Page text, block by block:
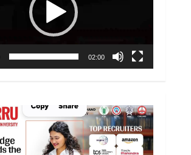
02:00